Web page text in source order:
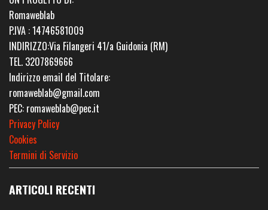
Romaweblab
P.IVA : 14746581009
INDIRIZZO:Via Filangeri 41/a Guidonia (RM)
TEL. 3207869666
Indirizzo email del Titolare:
romaweblab@gmail.com
PEC: romaweblab@pec.it
Privacy Policy
Cookies
Termini di Servizio
ARTICOLI RECENTI